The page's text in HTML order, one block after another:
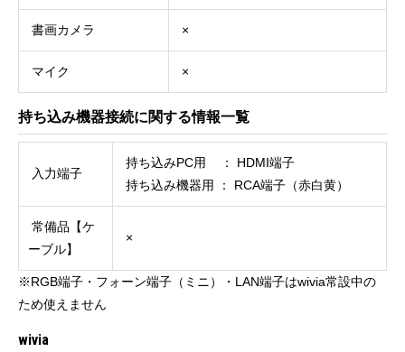
書画カメラ ×
マイク ×
持ち込み機器接続に関する情報一覧
入力端子
持ち込みPC用 ： HDMI端子
持ち込み機器用 ： RCA端子（赤白黄）
常備品【ケ
ーブル】
×
※RGB端子・フォーン端子（ミニ）・LAN端子はwivia常設中の
ため使えません
wivia